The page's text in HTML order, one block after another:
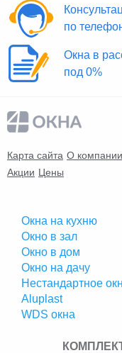
по
Окна в
под 0%
Карта сайта О компании
Акции Цены
Окна на кухню
Окно в зал
Окно в дом
Окно на дачу
Нестандартное
Аluplast
WDS окна